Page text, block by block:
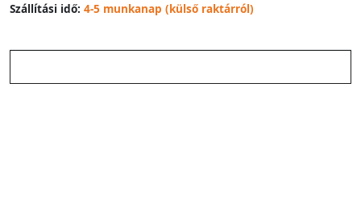
Szállítási idő: 4-5 munkanap (külső raktárról)